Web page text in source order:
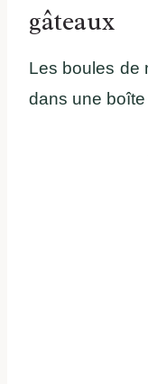
gâteaux
Les boules de
dans une